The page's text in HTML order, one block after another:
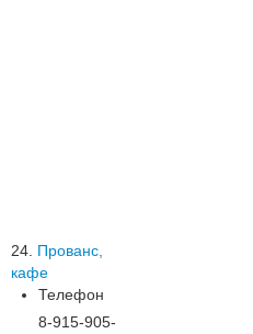
24. Прованс,
кафе
Телефон
8-915-905-